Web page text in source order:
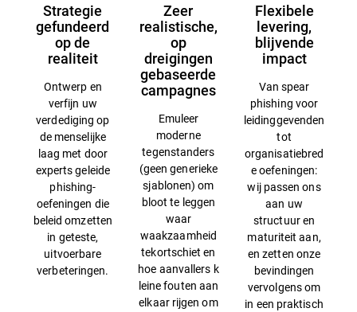
Strategie
gefundeerd
op de
realiteit
Ontwerp en
verfijn uw
verdediging op
de menselijke
laag met door
experts geleide
phishing-
oefeningen die
beleid omzetten
in geteste,
uitvoerbare
verbeteringen.
Zeer
realistische,
op
dreigingen
gebaseerde
campagnes
Emuleer
moderne
tegenstanders
(geen generieke
sjablonen) om
bloot te leggen
waar
waakzaamheid
tekortschiet en
hoe aanvallers k
leine fouten aan
elkaar rijgen om
Flexibele
levering,
blijvende
impact
Van spear
phishing voor
leidinggevenden
tot
organisatiebred
e oefeningen:
wij passen ons
aan uw
structuur en
maturiteit aan,
en zetten onze
bevindingen
vervolgens om
in een praktisch